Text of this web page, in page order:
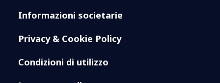
Informazioni societarie
Privacy & Cookie Policy
Condizioni di utilizzo